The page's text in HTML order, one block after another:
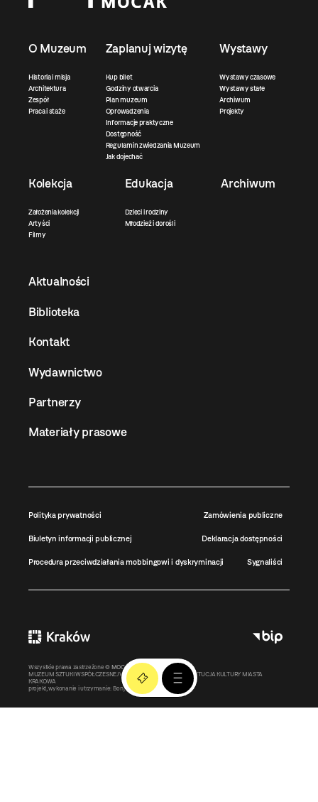
O Muzeum
Historia i misja
Architektura
Zespół
Praca i staże
Zaplanuj wizytę
Kup bilet
Godziny otwarcia
Plan muzeum
Oprowadzenia
Informacje praktyczne
Dostępność
Regulamin zwiedzania Muzeum
Jak dojechać
Wystawy
Wystawy czasowe
Wystawy stałe
Archiwum
Projekty
Kolekcja
Założenia kolekcji
Artyści
Filmy
Edukacja
Dzieci i rodziny
Młodzież i dorośli
Archiwum
Aktualności
Biblioteka
Kontakt
Wydawnictwo
Partnerzy
Materiały prasowe
Polityka prywatności Zamówienia publiczne
Biuletyn informacji publicznej Deklaracja dostępności
Procedura przeciwdziałania mobbingowi i dyskryminacji Sygnaliści
Wszystkie prawa zastrzeżone © MOCAK2011-2026
MUZEUM SZTUKI WSPÓŁCZESNEJ W KRAKOWIE MOCAK – INSTYTUCJA KULTURY MIASTA
KRAKOWA
projekt, wykonanie i utrzymanie: Bonjour.pl